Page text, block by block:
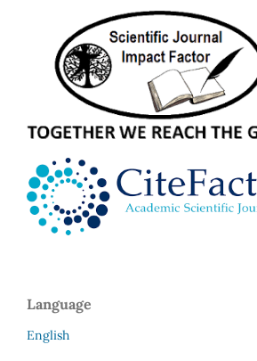
Language
English